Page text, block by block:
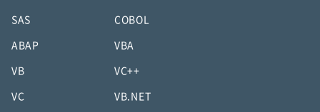
SAS COBOL
ABAP VBA
VB VC++
VC VB.NET